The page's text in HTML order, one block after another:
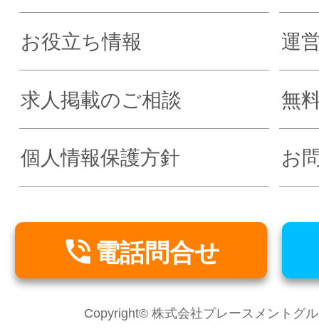
お役立ち情報 運
求人掲載のご相談 無
個人情報保護方針 お
 電話問合せ
Copyright© 株式会社プレースメントグ